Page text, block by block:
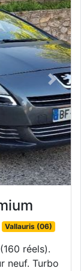
Next
Vallauris (06)
réels).
neuf. Turbo